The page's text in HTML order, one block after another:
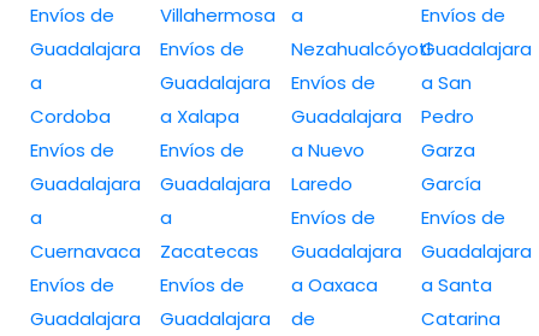
Envíos de
Guadalajara
a
Cordoba
Envíos de
Guadalajara
a
Cuernavaca
Envíos de
Guadalajara
Villahermosa
Envíos de
Guadalajara
a Xalapa
Envíos de
Guadalajara
a
Zacatecas
Envíos de
Guadalajara
a
Nezahualcóyotl
Envíos de
Guadalajara
a Nuevo
Laredo
Envíos de
Guadalajara
a Oaxaca
de
Envíos de
Guadalajara
a San
Pedro
Garza
García
Envíos de
Guadalajara
a Santa
Catarina